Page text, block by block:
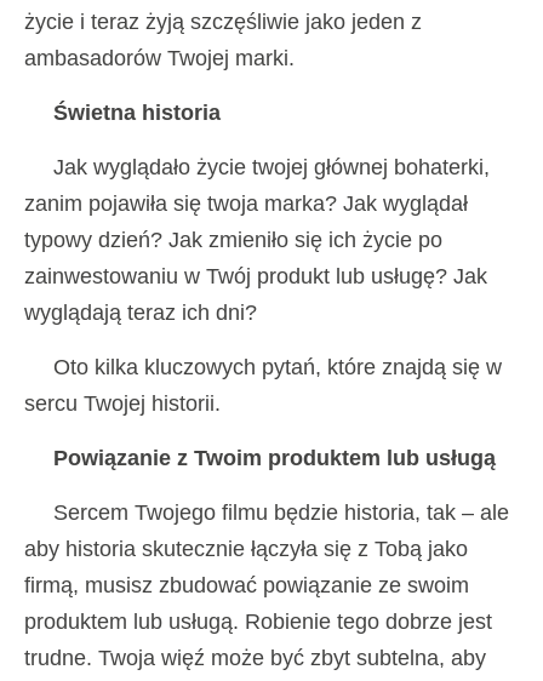
życie i teraz żyją szczęśliwie jako jeden z
ambasadorów Twojej marki.
Świetna historia
Jak wyglądało życie twojej głównej bohaterki,
zanim pojawiła się twoja marka? Jak wyglądał
typowy dzień? Jak zmieniło się ich życie po
zainwestowaniu w Twój produkt lub usługę? Jak
wyglądają teraz ich dni?
Oto kilka kluczowych pytań, które znajdą się w
sercu Twojej historii.
Powiązanie z Twoim produktem lub usługą
Sercem Twojego filmu będzie historia, tak – ale
aby historia skutecznie łączyła się z Tobą jako
firmą, musisz zbudować powiązanie ze swoim
produktem lub usługą. Robienie tego dobrze jest
trudne. Twoja więź może być zbyt subtelna, aby